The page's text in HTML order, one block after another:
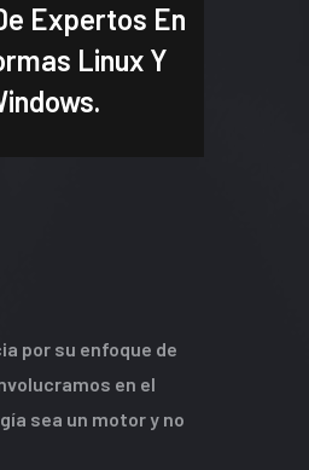
Expertos En
Linux Y
por su enfoque de
en el
sea un motor y no